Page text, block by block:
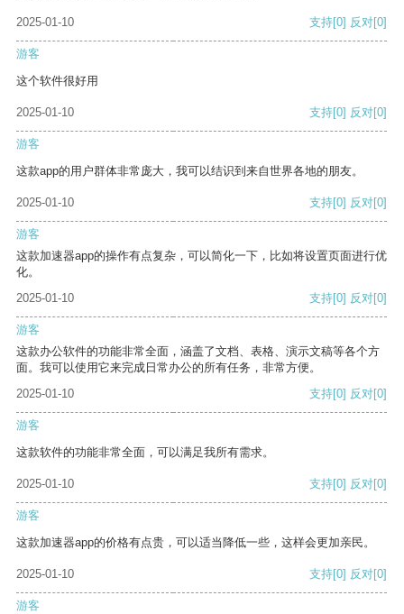
2025-01-10 支持[0] 反对[0]
游客
这个软件很好用
2025-01-10 支持[0] 反对[0]
游客
这款app的用户群体非常庞大，我可以结识到来自世界各地的朋友。
2025-01-10 支持[0] 反对[0]
游客
这款加速器app的操作有点复杂，可以简化一下，比如将设置页面进行优
化。
2025-01-10
支持[0] 反对[0]
游客
这款办公软件的功能非常全面，涵盖了文档、表格、演示文稿等各个方
面。我可以使用它来完成日常办公的所有任务，非常方便。
2025-01-10
支持[0] 反对[0]
游客
这款软件的功能非常全面，可以满足我所有需求。
2025-01-10 支持[0] 反对[0]
游客
这款加速器app的价格有点贵，可以适当降低一些，这样会更加亲民。
2025-01-10 支持[0] 反对[0]
游客